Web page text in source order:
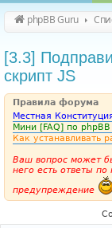
phpBB Guru
[3.3]
скрипт JS
Правила форума
Местная
Мини [FAQ] по
Как устанавливать
Ваш вопрос может
него есть ответы
предупреждение